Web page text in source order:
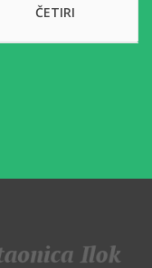
ČETIRI